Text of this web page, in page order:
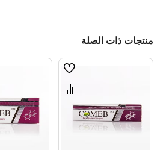
منتجات ذات الصلة
قائمة
قارن